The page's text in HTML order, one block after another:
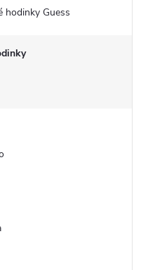
hodinky Guess